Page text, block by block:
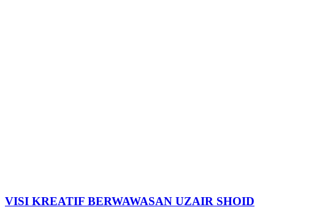
VISI KREATIF BERWAWASAN UZAIR SHOID